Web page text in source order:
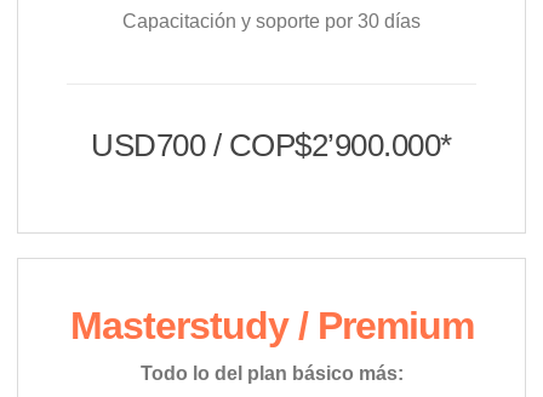
Capacitación y soporte por 30 días
USD700 / COP$2’900.000*
Masterstudy / Premium
Todo lo del plan básico más: